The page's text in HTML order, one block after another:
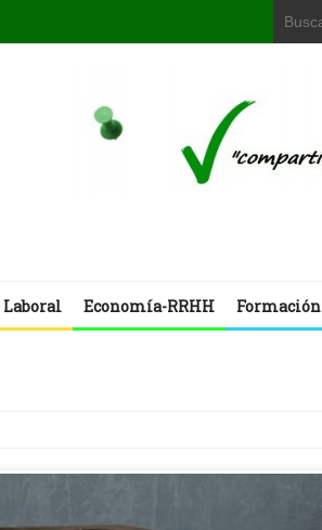
Economía-RRHH Formación